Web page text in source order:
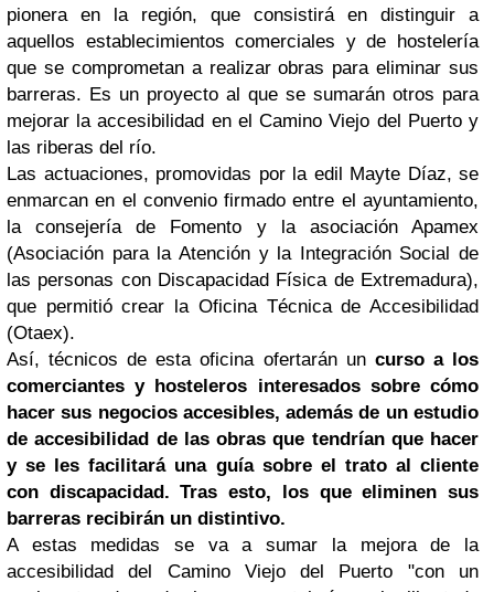
pionera en la región, que consistirá en distinguir a
aquellos establecimientos comerciales y de hostelería
que se comprometan a realizar obras para eliminar sus
barreras. Es un proyecto al que se sumarán otros para
mejorar la accesibilidad en el Camino Viejo del Puerto y
las riberas del río.
Las actuaciones, promovidas por la edil Mayte Díaz, se
enmarcan en el convenio firmado entre el ayuntamiento,
la consejería de Fomento y la asociación Apamex
(Asociación para la Atención y la Integración Social de
las personas con Discapacidad Física de Extremadura),
que permitió crear la Oficina Técnica de Accesibilidad
(Otaex).
Así, técnicos de esta oficina ofertarán un curso a los
comerciantes y hosteleros interesados sobre cómo
hacer sus negocios accesibles, además de un estudio
de accesibilidad de las obras que tendrían que hacer
y se les facilitará una guía sobre el trato al cliente
con discapacidad. Tras esto, los que eliminen sus
barreras recibirán un distintivo.
A estas medidas se va a sumar la mejora de la
accesibilidad del Camino Viejo del Puerto "con un